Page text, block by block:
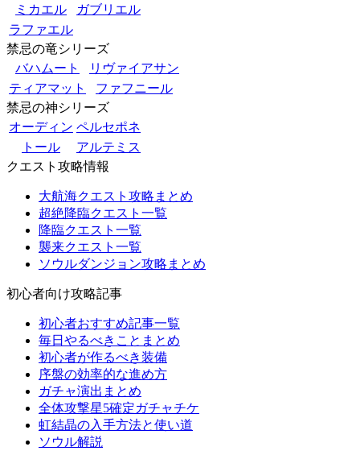
ミカエル
ガブリエル
ラファエル
禁忌の竜シリーズ
バハムート
リヴァイアサン
ティアマット
ファフニール
禁忌の神シリーズ
オーディン ペルセポネ
トール
アルテミス
クエスト攻略情報
大航海クエスト攻略まとめ
超絶降臨クエスト一覧
降臨クエスト一覧
襲来クエスト一覧
ソウルダンジョン攻略まとめ
初心者向け攻略記事
初心者おすすめ記事一覧
毎日やるべきことまとめ
初心者が作るべき装備
序盤の効率的な進め方
ガチャ演出まとめ
全体攻撃星5確定ガチャチケ
虹結晶の入手方法と使い道
ソウル解説